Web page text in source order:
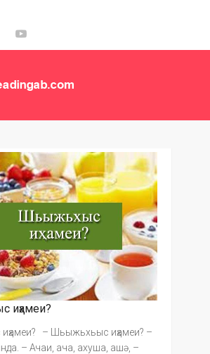
иҳамеи?
– Шьыжьхьыс иҳамеи? –
– Ачаи, ача, ахуша, ашә, –